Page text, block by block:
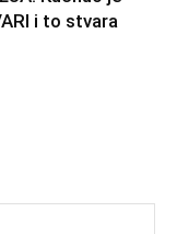
i to stvara